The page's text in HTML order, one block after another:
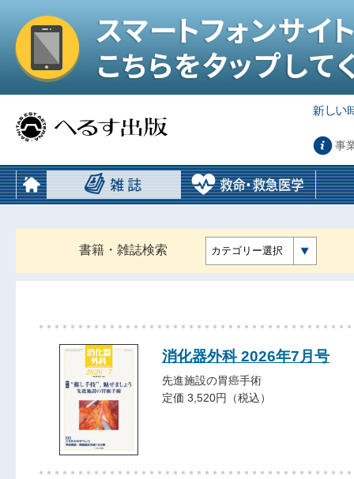
事
書籍・雑誌検索 カテゴリー選択
消化器外科 2026年7月号
先進施設の胃癌手術
定価 3,520円（税込）